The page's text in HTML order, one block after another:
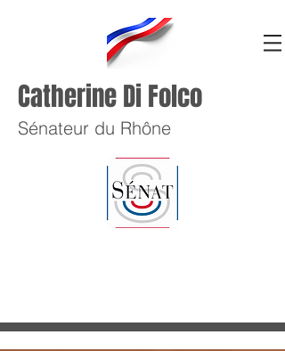
Catherine Di Folco
Sénateur du Rhône